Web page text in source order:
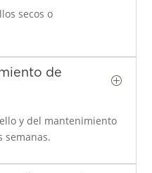
secos o
de
P
y del mantenimiento
semanas.